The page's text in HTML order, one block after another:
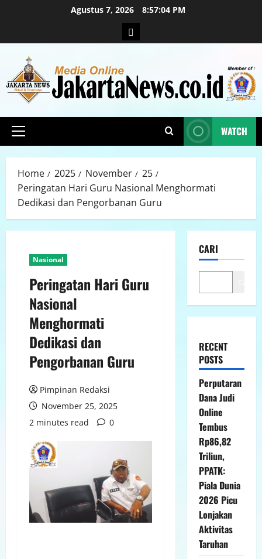
Agustus 7, 2026 8:57:05 PM
WATCH
Home 2025 November
25
Peringatan Hari Guru Nasional Menghormati
Dedikasi dan Pengorbanan Guru
Nasional
Peringatan Hari Guru
Nasional
Menghormati
Dedikasi dan
Pengorbanan Guru
Pimpinan Redaksi
November 25, 2025
2 minutes read
0
CARI
RECENT
POSTS
Perputaran
Dana Judi
Online
Tembus
Rp86,82
Triliun,
PPATK:
Piala Dunia
2026 Picu
Lonjakan
Aktivitas
Taruhan